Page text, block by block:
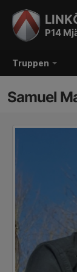
Truppen
P14
Samuel